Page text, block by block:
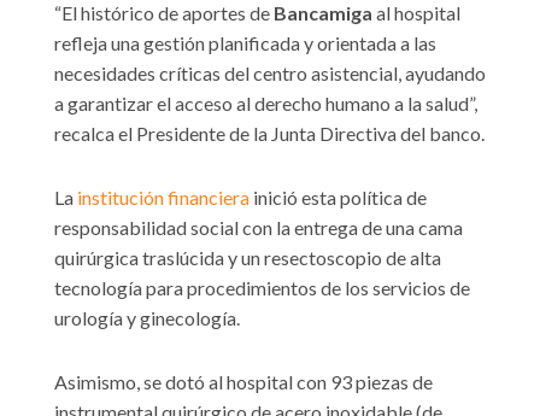
“El histórico de aportes de Bancamiga al hospital
refleja una gestión planificada y orientada a las
necesidades críticas del centro asistencial, ayudando
a garantizar el acceso al derecho humano a la salud”,
recalca el Presidente de la Junta Directiva del banco.
La institución financiera inició esta política de
responsabilidad social con la entrega de una cama
quirúrgica traslúcida y un resectoscopio de alta
tecnología para procedimientos de los servicios de
urología y ginecología.
Asimismo, se dotó al hospital con 93 piezas de